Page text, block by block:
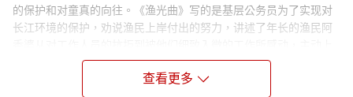
的保护和对童真的向往。《渔光曲》写的是基层公务员为了实现对
长江环境的保护，劝说渔民上岸付出的努力，讲述了年长的渔民阿
岸的动人故事。整部小说集充满着诗情画意，语言灵动，感情丰
沛，情节性强，值得一读。查看更多